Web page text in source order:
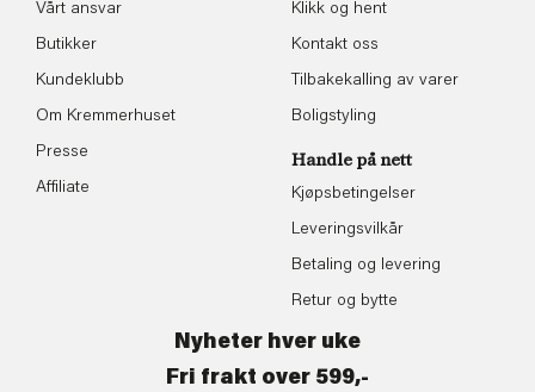
Vårt ansvar
Butikker
Kundeklubb
Om Kremmerhuset
Presse
Affiliate
Klikk og hent
Kontakt oss
Tilbakekalling av varer
Boligstyling
Handle på nett
Kjøpsbetingelser
Leveringsvilkår
Betaling og levering
Retur og bytte
Nyheter hver uke
Fri frakt over 599,-